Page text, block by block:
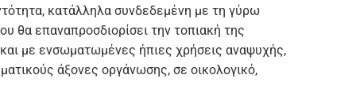
κατάλληλα συνδεδεμένη με τη γύρω
θα επαναπροσδιορίσει την τοπιακή της
με ενσωματωμένες ήπιες χρήσεις αναψυχής,
άξονες οργάνωσης, σε οικολογικό,